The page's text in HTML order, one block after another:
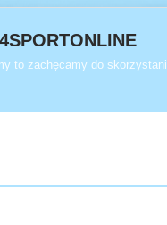
to zachęcamy do